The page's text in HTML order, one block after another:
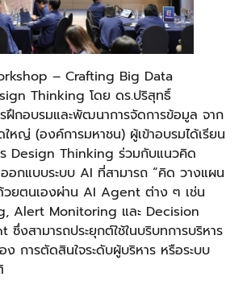
– Crafting Big Data
Thinking โดย ดร.ปริสุทธิ์
กอบรมและพัฒนาการจัดการข้อมูล จาก
หญ่ (องค์การมหาชน) ผู้เข้าอบรมได้เรียน
ร Design Thinking ร่วมกับแนวคิด
กแบบระบบ AI ที่สามารถ “คิด วางแผน
วยตนเองผ่าน AI Agent ต่าง ๆ เช่น
Alert Monitoring และ Decision
งสามารถประยุกต์ใช้ในบริบทการบริหาร
ง การตัดสินใจระดับผู้บริหาร หรือระบบ